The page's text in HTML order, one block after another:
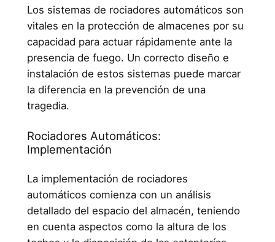
Los sistemas de rociadores automáticos son
vitales en la protección de almacenes por su
capacidad para actuar rápidamente ante la
presencia de fuego. Un correcto diseño e
instalación de estos sistemas puede marcar
la diferencia en la prevención de una
tragedia.
Rociadores Automáticos:
Implementación
La implementación de rociadores
automáticos comienza con un análisis
detallado del espacio del almacén, teniendo
en cuenta aspectos como la altura de los